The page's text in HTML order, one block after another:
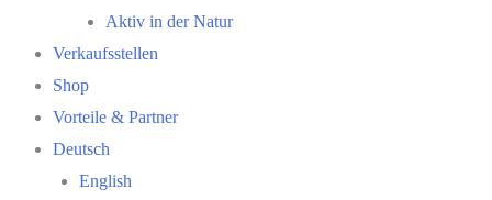
Aktiv in der Natur
Verkaufsstellen
Shop
Vorteile & Partner
Deutsch
English